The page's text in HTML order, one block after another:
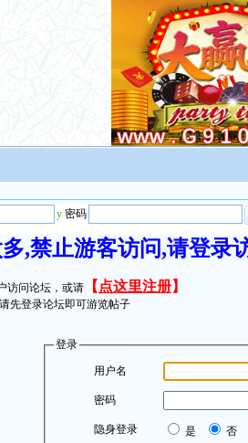
多,禁止游客访问,请登
访问论坛，或请 【 点这里注册】
先登录论坛即可游览帖子
登录
用户名
密码
隐身登录 是 否